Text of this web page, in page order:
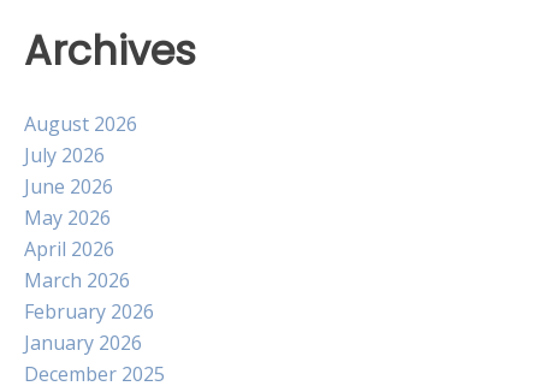
Archives
August 2026
July 2026
June 2026
May 2026
April 2026
March 2026
February 2026
January 2026
December 2025